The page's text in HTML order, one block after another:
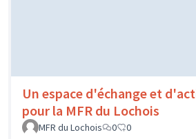
Un espace d'échange et
pour la MFR du Lochois
MFR du Lochois 0 0